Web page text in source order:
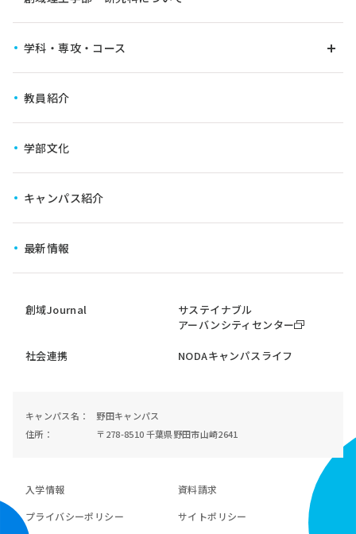
学科・専攻・コース
学科・専攻
6年一貫教育コース
横断型コース
教員紹介
学部文化
キャンパス紹介
最新情報
創域Journal
サステイナブル
アーバンシティセンター
社会連携 NODAキャンパスライフ
キャンパス名
野田キャンパス
住所
〒278-8510 千葉県野田市山崎2641
入学情報
資料請求
プライバシーポリシー
サイトポリシー